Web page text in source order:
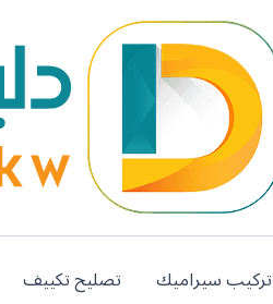
تركيب سيراميك تصليح تكييف